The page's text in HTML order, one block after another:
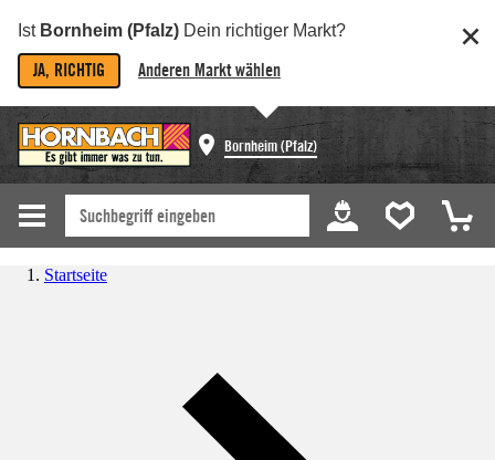
Ist Bornheim (Pfalz) Dein richtiger Markt?
JA, RICHTIG Anderen Markt wählen
Bornheim (Pfalz)
Startseite